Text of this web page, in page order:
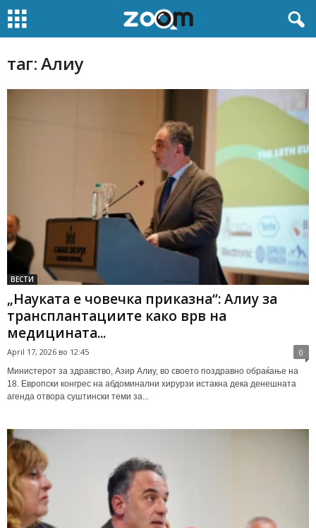
таг: Алиу
ВЕСТИ
„Науката е човечка приказна“: Алиу за
трансплантациите како врв на
медицината...
April 17, 2026 во 12:45 0
Министерот за здравство, Азир Алиу, во своето поздравно обраќање на
18. Европски конгрес на абдоминални хирурзи истакна дека денешната
агенда отвора суштински теми за...